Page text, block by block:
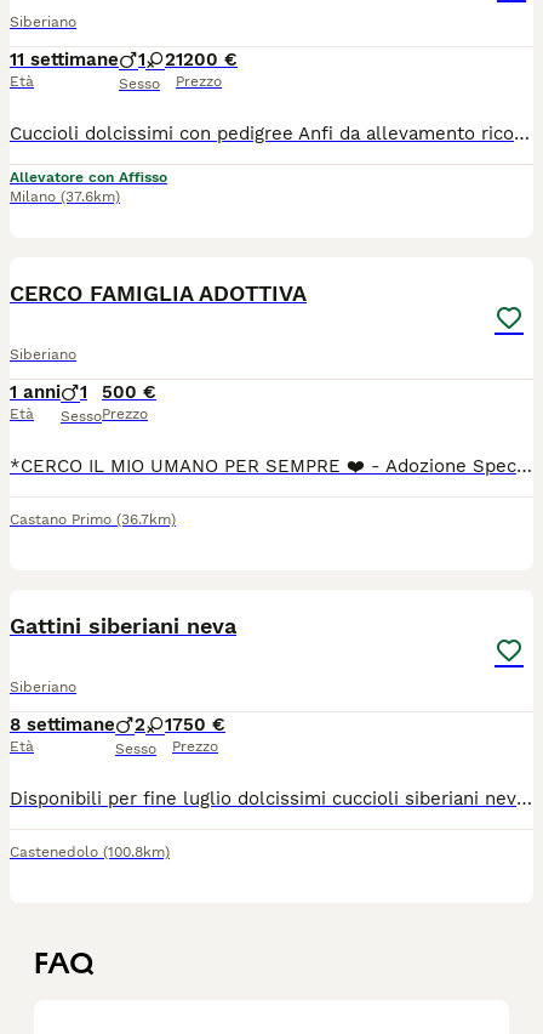
Siberiano
11 settimane
Età
1 2
Sesso
1200 €
Prezzo
Cuccioli dolcissimi con pedigree Anfi da allevamento riconosciuto con affisso. I cuccioli hanno il libretto sanitario, microchip, vaccinazioni, i certificati di assenza parassiti, assenza di malattie infettive, assenza di anomalie e di buona salute. I genitori sono iscritti all’Associazione Nazionale Felina Italiana e seguiti dai veterinari regolarmente con certificazioni e pedigree.
Allevatore con Affisso
Milano (37.6km)
CERCO FAMIGLIA ADOTTIVA
Siberiano
1 anni
Età
1
Sesso
500 €
Prezzo
*CERCO IL MIO UMANO PER SEMPRE ❤️ - Adozione Speciale Castano Primo/MI* Lui è Tigro, 3 anni, castrato e sanissimo. Il suo lavoro preferito? Farti da ombra. *I suoi superpoteri con le persone:* - Dormire accanto a te nel letto, appiccicato. - Seguirti in ogni stanza perché la solitudine non è contemplata. - Pretendere coccole e ricambiare con fusa e testatine. È il gatto ideale se sogni un coinquilino affettuoso che ti sceglie ogni giorno. Con gli umani è un patatone totale. *L’unica regola di Tigro: niente coinquilini pelosi.* Non tollera altri gatti in casa. Con loro va in stress e diventa aggressivo per difendere il suo territorio e le sue persone. Per questo cerco per lui una famiglia *senza altri animali*, dove possa essere l’unico re del divano. Ha già cambiato casa una volta proprio per questo motivo. Per evitargli altro stress, farò colloquio conoscitivo, visita pre-affido e prevedo 2 settimane di prova. Voglio che questa sia la sua ultima casa. Se cerchi un gatto-cane che vive per stare con te, lui è perfetto. Se invece vuoi più gatti, purtroppo non fa per voi. Zona: Castano Primo (MI), ma mi sposto per la casa giusta. Contattami su WhatsApp: [3284511751)
Castano Primo (36.7km)
Gattini siberiani neva
Siberiano
8 settimane
Età
2 1
Sesso
750 €
Prezzo
Disponibili per fine luglio dolcissimi cuccioli siberiani neva nati in casa. Genitori di mia proprietà entrambi siberiani neva puri, sani, in regola con tutte le vaccinazioni e testati fiv/felv negativi. I cuccioli saranno consegnati con sverminazione completa, svezzati con cibo di ottima qualità e abituati alla lettiera e tiragraffi. Non hanno il pedigree.
Castenedolo (100.8km)
FAQ